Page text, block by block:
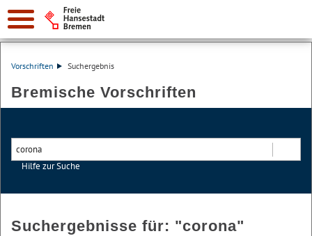
Vorschriften Suchergebnis
Bremische Vorschriften
Hilfe zur Suche
Suchergebnisse für: "corona"